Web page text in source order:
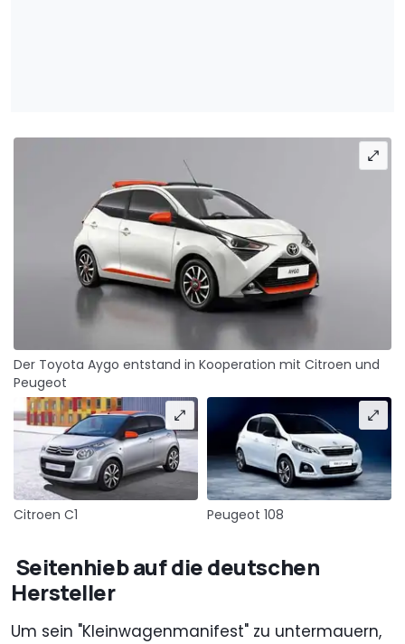
Der Toyota Aygo entstand in Kooperation mit Citroen und
Peugeot
Citroen C1 Peugeot 108
Seitenhieb auf die deutschen
Hersteller
Um sein "Kleinwagenmanifest" zu untermauern,